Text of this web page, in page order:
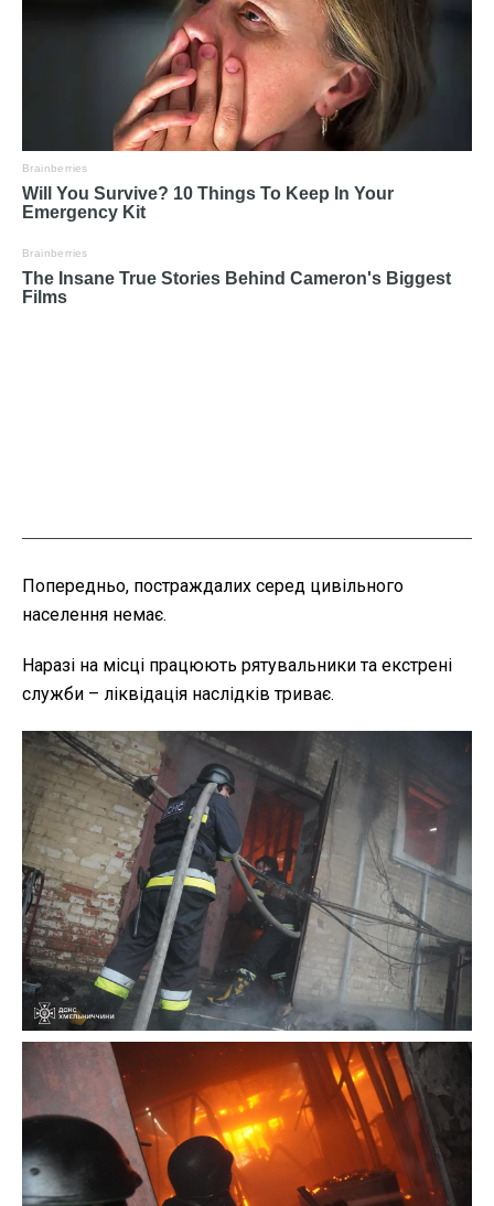
Попередньо, постраждалих серед цивільного
населення немає.
Наразі на місці працюють рятувальники та екстрені
служби – ліквідація наслідків триває.